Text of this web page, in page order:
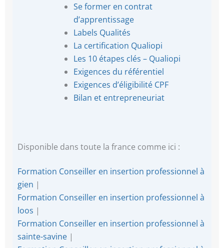
Se former en contrat
d’apprentissage
Labels Qualités
La certification Qualiopi
Les 10 étapes clés – Qualiopi
Exigences du référentiel
Exigences d’éligibilité CPF
Bilan et entrepreneuriat
Disponible dans toute la france comme ici :
Formation Conseiller en insertion professionnel à
gien |
Formation Conseiller en insertion professionnel à
loos |
Formation Conseiller en insertion professionnel à
sainte-savine |